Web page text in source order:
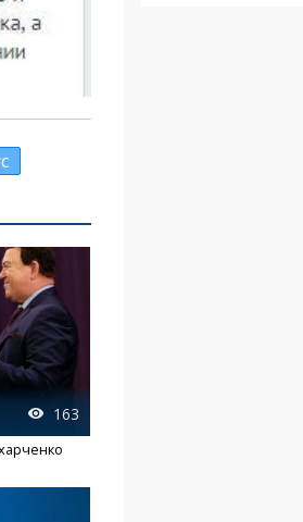
163